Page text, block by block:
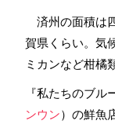
済州の面積は
賀県くらい。気
ミカンなど柑橘
『私たちのブル
ンウン）の鮮魚